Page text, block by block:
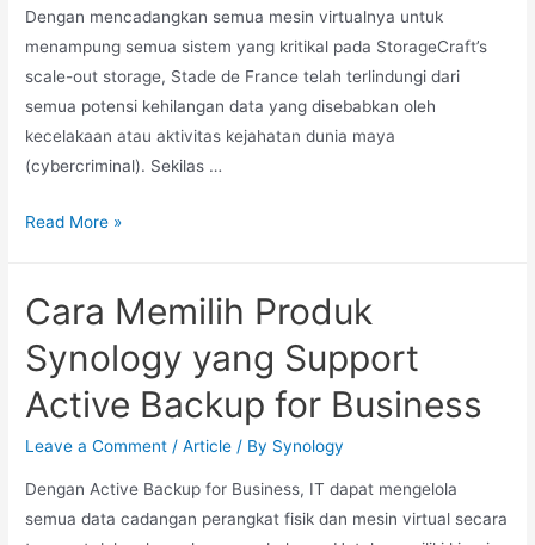
Dengan mencadangkan semua mesin virtualnya untuk
menampung semua sistem yang kritikal pada StorageCraft’s
scale-out storage, Stade de France telah terlindungi dari
semua potensi kehilangan data yang disebabkan oleh
kecelakaan atau aktivitas kejahatan dunia maya
(cybercriminal). Sekilas …
Read More »
Cara Memilih Produk
Synology yang Support
Active Backup for Business
Leave a Comment /Article / By Synology
Dengan Active Backup for Business, IT dapat mengelola
semua data cadangan perangkat fisik dan mesin virtual secara